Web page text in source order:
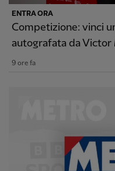
ENTRA ORA
Competizione: vinci
autografata da Victor
9 ore fa